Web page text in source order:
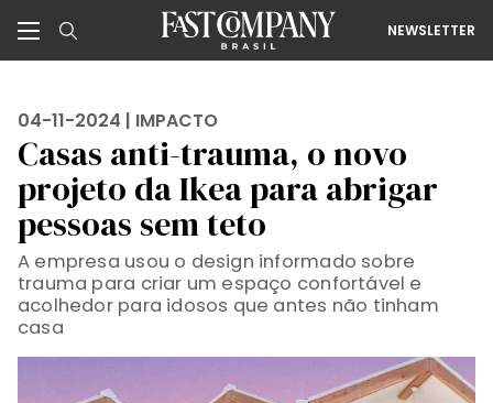
NEWSLETTER
04-11-2024 | IMPACTO
Casas anti-trauma, o novo
projeto da Ikea para abrigar
pessoas sem teto
A empresa usou o design informado sobre
trauma para criar um espaço confortável e
acolhedor para idosos que antes não tinham
casa